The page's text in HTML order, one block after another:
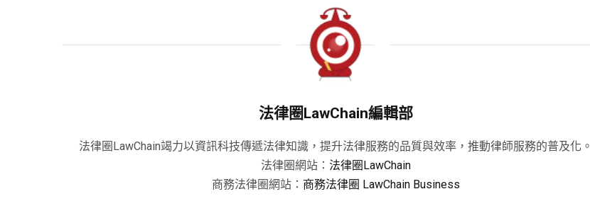
法律圈LawChain編輯部
法律圈LawChain竭力以資訊科技傳遞法律知識，提升法律服務的品質與效率，推動律師服務的普及化。
法律圈網站： 法律圈LawChain
商務法律圈網站： 商務法律圈 LawChain Business